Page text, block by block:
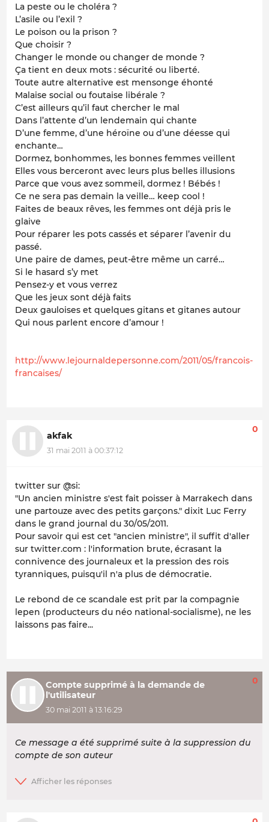
La peste ou le choléra ?
L’asile ou l’exil ?
Le poison ou la prison ?
Que choisir ?
Changer le monde ou changer de monde ?
Ça tient en deux mots : sécurité ou liberté.
Toute autre alternative est mensonge éhonté
Malaise social ou foutaise libérale ?
C’est ailleurs qu’il faut chercher le mal
Dans l’attente d’un lendemain qui chante
D’une femme, d’une héroïne ou d’une déesse qui
enchante…
Dormez, bonhommes, les bonnes femmes veillent
Elles vous berceront avec leurs plus belles illusions
Parce que vous avez sommeil, dormez ! Bébés !
Ce ne sera pas demain la veille… keep cool !
Faites de beaux rêves, les femmes ont déjà pris le
glaive
Pour réparer les pots cassés et séparer l’avenir du
passé.
Une paire de dames, peut-être même un carré…
Si le hasard s’y met
Pensez-y et vous verrez
Que les jeux sont déjà faits
Deux gauloises et quelques gitans et gitanes autour
Qui nous parlent encore d’amour !
http://www.lejournaldepersonne.com/2011/05/francois-
francaises/
akfak
31 mai 2011 à 00:37:12
0
twitter sur @si:
"Un ancien ministre s'est fait poisser à Marrakech dans
une partouze avec des petits garçons." dixit Luc Ferry
dans le grand journal du 30/05/2011.
Pour savoir qui est cet "ancien ministre", il suffit d'aller
sur twitter.com : l'information brute, écrasant la
connivence des journaleux et la pression des rois
tyranniques, puisqu'il n'a plus de démocratie.
Le rebond de ce scandale est prit par la compagnie
lepen (producteurs du néo national-socialisme), ne les
laissons pas faire...
Compte supprimé à la demande de
l'utilisateur
30 mai 2011 à 13:16:29
0
Ce message a été supprimé suite à la suppression du
compte de son auteur